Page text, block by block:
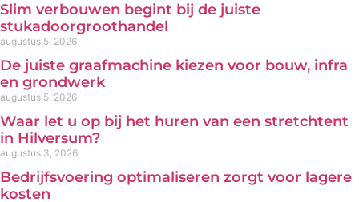
Slim verbouwen begint bij de juiste
stukadoorgroothandel
augustus 5, 2026
De juiste graafmachine kiezen voor bouw, infra
en grondwerk
augustus 5, 2026
Waar let u op bij het huren van een stretchtent
in Hilversum?
augustus 3, 2026
Bedrijfsvoering optimaliseren zorgt voor lagere
kosten